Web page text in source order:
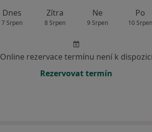
Dnes
7 Srpen
Zítra
8 Srpen
Ne
9 Srpen
Po
10 Srpen
Online rezervace termínu není k dispozici
Rezervovat termín